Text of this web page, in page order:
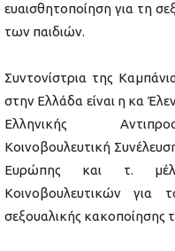
ευαισθητοποίηση για τη
των παιδιών.
Συντονίστρια της
στην Ελλάδα είναι η κα
Ελληνικής
Κοινοβουλευτική
Ευρώπης και τ.
Κοινοβουλευτικών για
σεξουαλικής κακοποίησης